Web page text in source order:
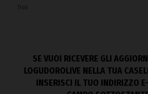
Tissi
SE VUOI RICEVERE GLI
LOGUDOROLIVE NELLA TUA
INSERISCI IL TUO INDIRIZZO